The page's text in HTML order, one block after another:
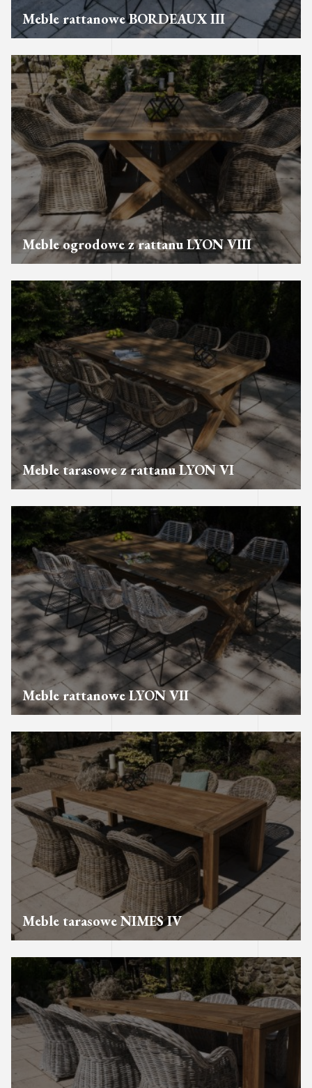
Meble rattanowe BORDEAUX III
Meble ogrodowe z rattanu LYON VIII
Meble tarasowe z rattanu LYON VI
Meble rattanowe LYON VII
Meble tarasowe NIMES IV